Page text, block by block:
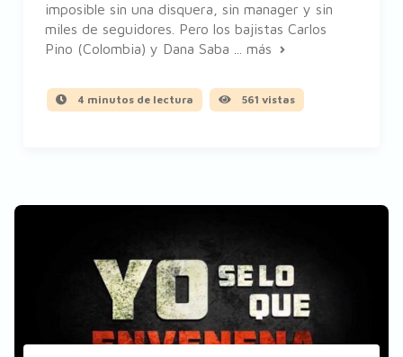
imposible sin una disquera, sin manager y sin
miles de seguidores. Pero los bajistas Carlos
Pino (Colombia) y Dana Saba ... más
4 minutos de lectura 561 vistas